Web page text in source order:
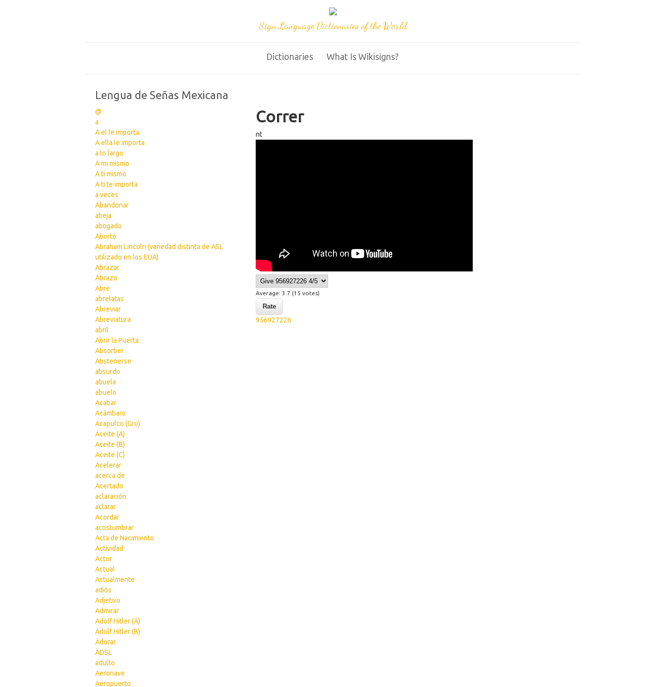
Sign Language Dictionaries of the World
Dictionaries What Is Wikisigns?
Lengua de Señas Mexicana
@
a
A el le importa
A ella le importa
a lo largo
A mi mismo
A ti mismo
A ti te importa
a veces
Abandonar
abeja
abogado
Aborto
Abraham Lincoln (variedad distinta de ASL
utilizado en los EUA)
Abrazar
Abrazo
Abre
abrelatas
Abreviar
Abreviatura
abril
Abrir la Puerta
Absorber
Abstenerse
absurdo
abuela
abuelo
Acabar
Acámbaro
Acapulco (Gro)
Aceite (A)
Aceite (B)
Aceite (C)
Acelerar
acerca de
Acertado
aclaración
aclarar
Acordar
acostumbrar
Acta de Nacimiento
Actividad
Actor
Actual
Actualmente
adiós
Adjetivo
Admirar
Adolf Hitler (A)
Adolf Hitler (B)
Adorar
ADSL
adulto
Aeronave
Aeropuerto
Correr
nt
Average: 3.7 (15 votes)
956927226